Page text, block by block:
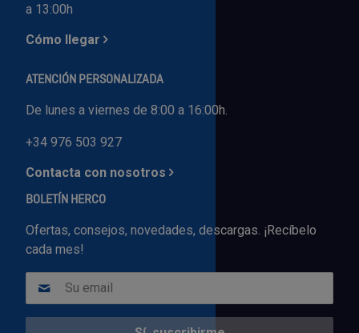
a 13:00h
Cómo llegar
ATENCIÓN PERSONALIZADA
De lunes a viernes de 8:00 a 16:00h.
+34 976 503 927
Contacta con nosotros
BOLETÍN HERCO
Ofertas, consejos, novedades, descargas. ¡Recíbelo
cada mes!